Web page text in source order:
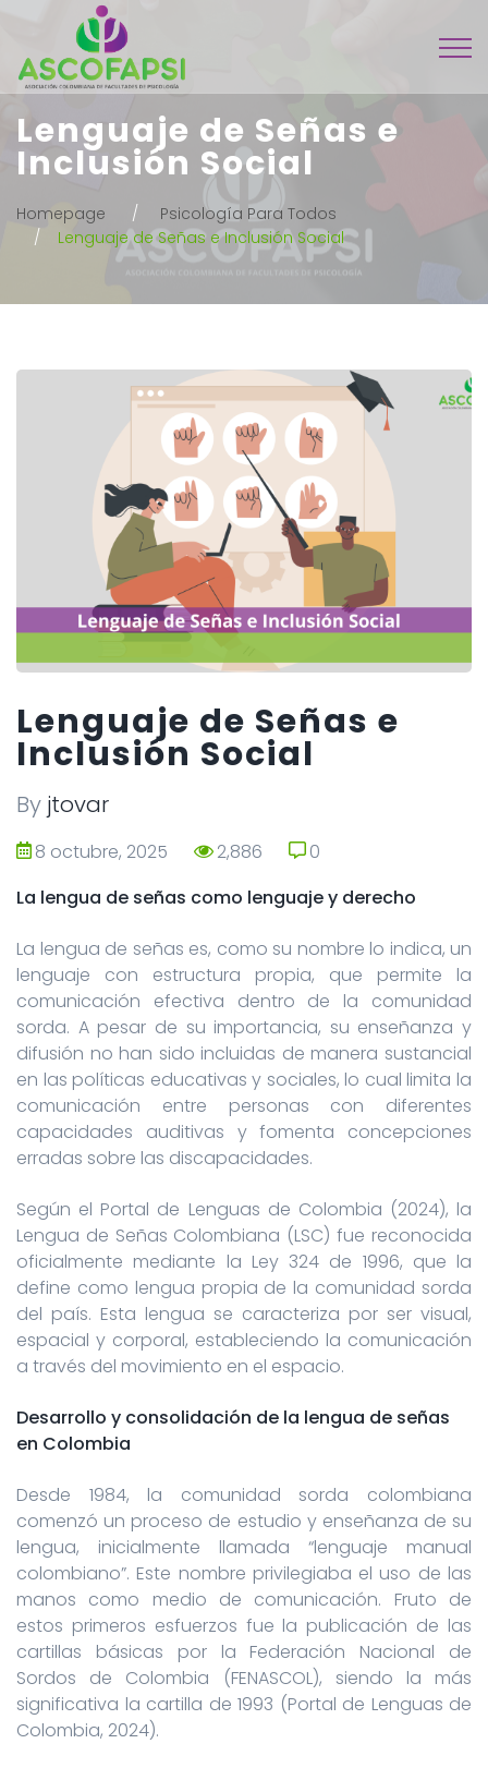
Lenguaje de Señas e
Inclusión Social
Homepage
Psicología Para Todos
Lenguaje de Señas e Inclusión Social
Lenguaje de Señas e
Inclusión Social
By jtovar
8 octubre, 2025 2,886
0
La lengua de señas como lenguaje y derecho
La lengua de señas es, como su nombre lo indica, un
lenguaje con estructura propia, que permite la
comunicación efectiva dentro de la comunidad
sorda. A pesar de su importancia, su enseñanza y
difusión no han sido incluidas de manera sustancial
en las políticas educativas y sociales, lo cual limita la
comunicación entre personas con diferentes
capacidades auditivas y fomenta concepciones
erradas sobre las discapacidades.
Según el Portal de Lenguas de Colombia (2024), la
Lengua de Señas Colombiana (LSC) fue reconocida
oficialmente mediante la Ley 324 de 1996, que la
define como lengua propia de la comunidad sorda
del país. Esta lengua se caracteriza por ser visual,
espacial y corporal, estableciendo la comunicación
a través del movimiento en el espacio.
Desarrollo y consolidación de la lengua de señas
en Colombia
Desde 1984, la comunidad sorda colombiana
comenzó un proceso de estudio y enseñanza de su
lengua, inicialmente llamada “lenguaje manual
colombiano”. Este nombre privilegiaba el uso de las
manos como medio de comunicación. Fruto de
estos primeros esfuerzos fue la publicación de las
cartillas básicas por la Federación Nacional de
Sordos de Colombia (FENASCOL), siendo la más
significativa la cartilla de 1993 (Portal de Lenguas de
Colombia, 2024).